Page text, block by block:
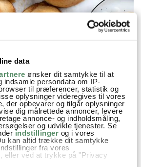
data
ønsker dit samtykke til at
indsamle persondata om IP-
til præferencer, statistik og
oplysninger videregives til vores
der opbevarer og tilgår oplysninger
dig målrettede annoncer, levere
annonce- og indholdsmåling,
og udvikle tjenester. Se
indstillinger og i vores
kan altid trække dit samtykke
fra vores
eller ved at trykke på "Privacy